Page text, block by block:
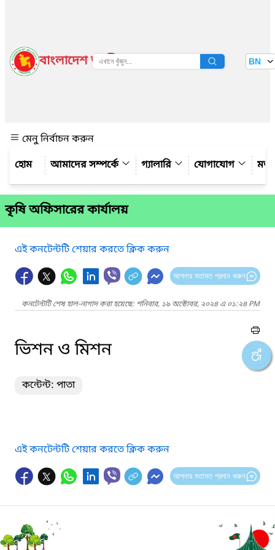
বাংলাদেশ জাতীয় তথ্য বাতায়ন BN
মেনু নির্বাচন করুন
আমাদের সম্পর্কে
গ্যালারি যোগাযোগ
কৃষি অফিসারের কার্যালয়
এই কনটেন্টটি শেয়ার করতে ক্লিক করুন
আপনার মতামত প্রদান করুন
কনটেন্টটি শেষ হাল-নাগাদ করা হয়েছে: শনিবার, ১৯ অক্টোবর, ২০২৪ এ ০১:২৪ PM
ভিশন ও মিশন
কন্টেন্ট: পাতা
এই কনটেন্টটি শেয়ার করতে ক্লিক করুন
আপনার মতামত প্রদান করুন